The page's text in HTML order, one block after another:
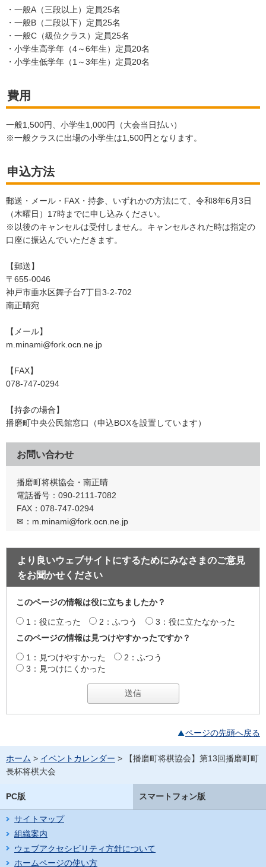
・一般A（三段以上）定員25名
・一般B（二段以下）定員25名
・一般C（級位クラス）定員25名
・小学生高学年（4～6年生）定員20名
・小学生低学年（1～3年生）定員20名
費用
一般1,500円、小学生1,000円（大会当日払い）
※一般クラスに出場の小学生は1,500円となります。
申込方法
郵送・メール・FAX・持参、いずれかの方法にて、令和8年6月3日
（木曜日）17時までに申し込みください。
※以後のキャンセルは受付しません。キャンセルされた時は指定の
口座に振込んでいただきます。
【郵送】
〒655-0046
神戸市垂水区舞子台7丁目3-2-702
南正晴宛
【メール】
m.minami@fork.ocn.ne.jp
【FAX】
078-747-0294
【持参の場合】
播磨町中央公民館窓口（申込BOXを設置しています）
お問い合わせ
播磨町将棋協会・南正晴
電話番号：090-2111-7082
FAX：078-747-0294
✉：m.minami@fork.ocn.ne.jp
より良いウェブサイトにするためにみなさまのご意見
をお聞かせください
このページの情報は役に立ちましたか？
1：役に立った 2：ふつう
3：役に立たなかった
このページの情報は見つけやすかったですか？
1：見つけやすかった
2：ふつう
3：見つけにくかった
ページの先頭へ戻る
ホーム > イベントカレンダー > 【播磨町将棋協会】第13回播磨町町
長杯将棋大会
PC版 スマートフォン版
サイトマップ
組織案内
ウェブアクセシビリティ方針について
ホームページの使い方